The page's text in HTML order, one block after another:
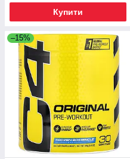
Купити
–15%